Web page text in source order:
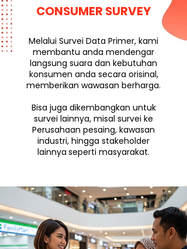
CONSUMER SURVEY
Melalui Survei Data Primer, kami
membantu anda mendengar
langsung suara dan kebutuhan
konsumen anda secara orisinal,
memberikan wawasan berharga.
Bisa juga dikembangkan untuk
survei lainnya, misal survei ke
Perusahaan pesaing, kawasan
industri, hingga stakeholder
lainnya seperti masyarakat.